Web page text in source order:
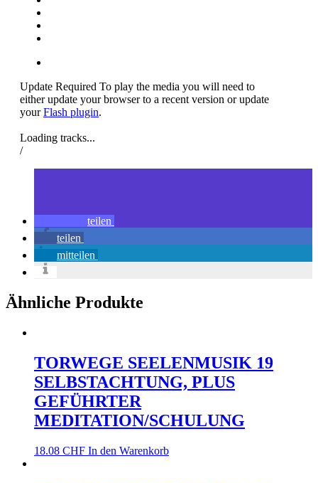
Update Required To play the media you will need to
either update your browser to a recent version or update
yourFlash plugin.
Loading tracks...
/
teilen
teilen
mitteilen
Ähnliche Produkte
TORWEGE SEELENMUSIK 19
SELBSTACHTUNG, PLUS
GEFÜHRTER
MEDITATION/SCHULUNG
18.08 CHF In den Warenkorb